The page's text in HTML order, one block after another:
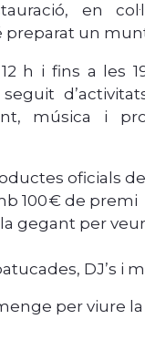
en
preparat un
h i fins a les
música i
oficials
100 € de premi
gegant per
DJ’s i
per viure la